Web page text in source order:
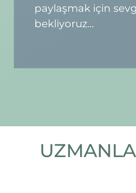
paylaşmak için
bekliyoruz…